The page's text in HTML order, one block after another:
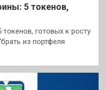
5 токенов,
готовых к росту
из портфеля